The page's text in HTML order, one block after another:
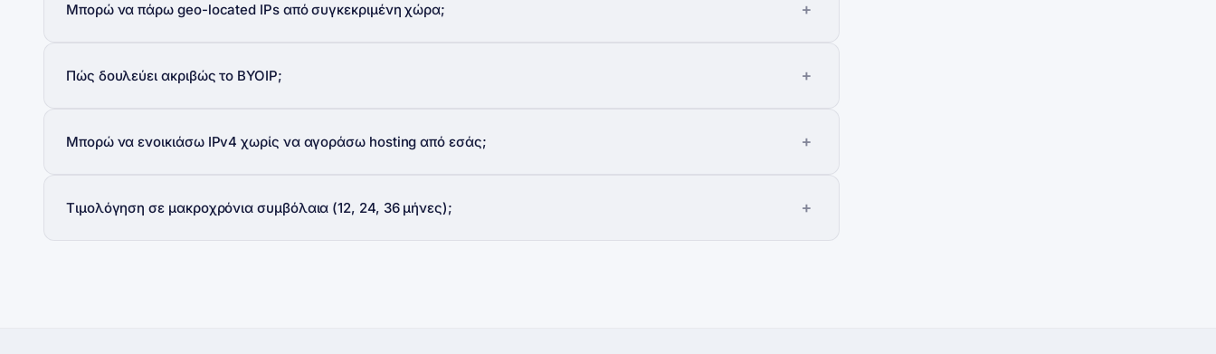
Μπορώ να πάρω geo-located IPs από συγκεκριμένη χώρα;
Πώς δουλεύει ακριβώς το BYOIP;
Μπορώ να ενοικιάσω IPv4 χωρίς να αγοράσω hosting από εσάς;
Τιμολόγηση σε μακροχρόνια συμβόλαια (12, 24, 36 μήνες);